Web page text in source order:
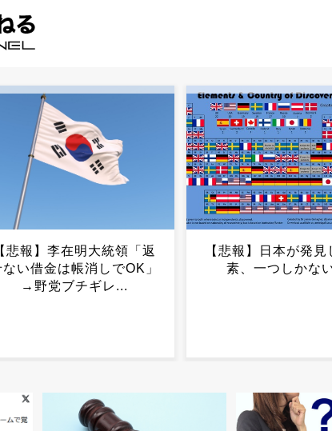
【悲報】日本が発見した元
素、一つしかない...
小泉防衛相、核兵器
は当然のこと